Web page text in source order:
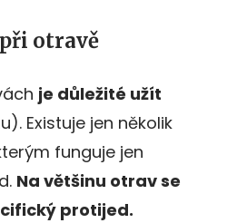
otravě
je důležité užít
Existuje jen několik
funguje jen
Na většinu otrav se
protijed.